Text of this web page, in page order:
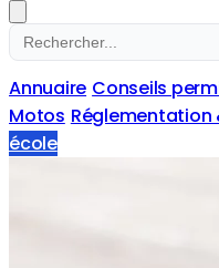
Annuaire Conseils
Motos Réglementation
école